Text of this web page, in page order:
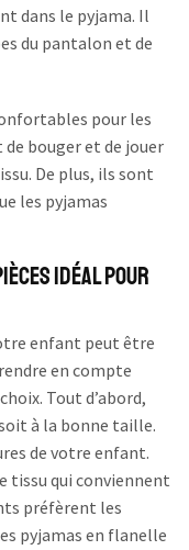
dans le pyjama. Il
du pantalon et de
pour les
bouger et de jouer
De plus, ils sont
les pyjamas
idéal pour
enfant peut être
en compte
Tout d’abord,
à la bonne taille.
de votre enfant.
tissu qui conviennent
préfèrent les
pyjamas en flanelle